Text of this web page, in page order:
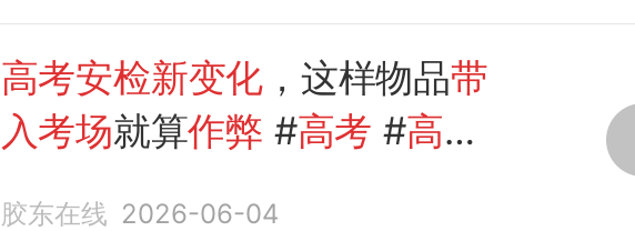
高考安检新变化 ，这样物品带
入考场就算作弊 #高考 #高考
胶东在线 2026-06-04